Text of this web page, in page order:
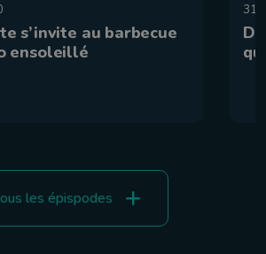
s’invite au barbecue
ensoleillé
31
les épispodes